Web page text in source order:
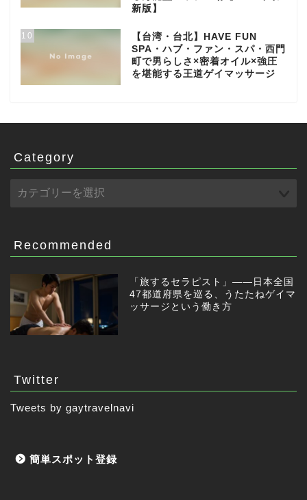
新版】
10
【台湾・台北】HAVE FUN
SPA・ハブ・ファン・スパ・西門
町で男らしさ×密着オイル×強圧
を堪能する王道ゲイマッサージ
Category
Recommended
「旅するセラピスト」——日本全国
47都道府県を巡る、うたたねゲイマ
ッサージという働き方
Twitter
Tweets by gaytravelnavi
簡単スポット登録